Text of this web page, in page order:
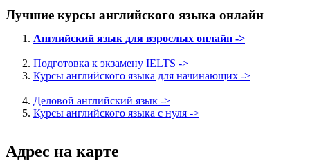
Лучшие курсы английского языка онлайн
Английский язык для взрослых онлайн ->
Подготовка к экзамену IELTS ->
Курсы английского языка для начинающих ->
Деловой английский язык ->
Курсы английского языка с нуля ->
Адрес на карте